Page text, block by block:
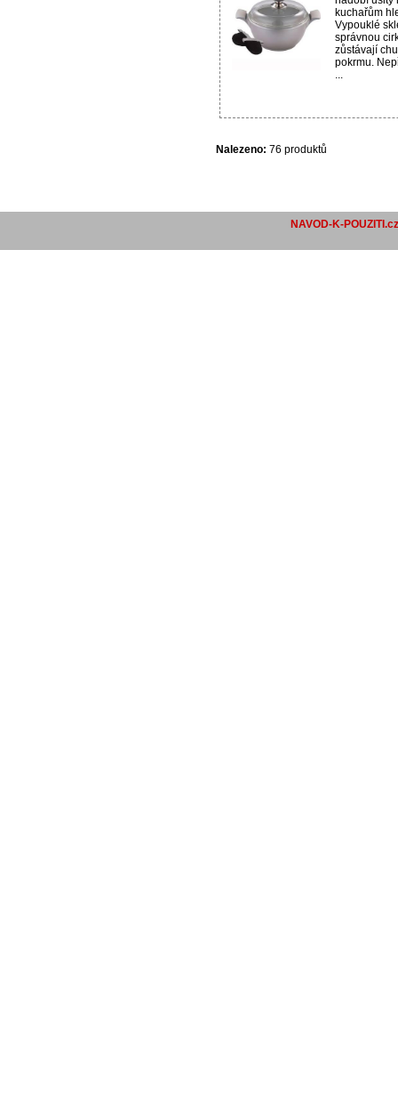
kuchařům
Vypouklé
správnou
zůstávají
pokrmu.
...
Nalezeno: 76 produktů
NAVOD-K-POUZITI.cz